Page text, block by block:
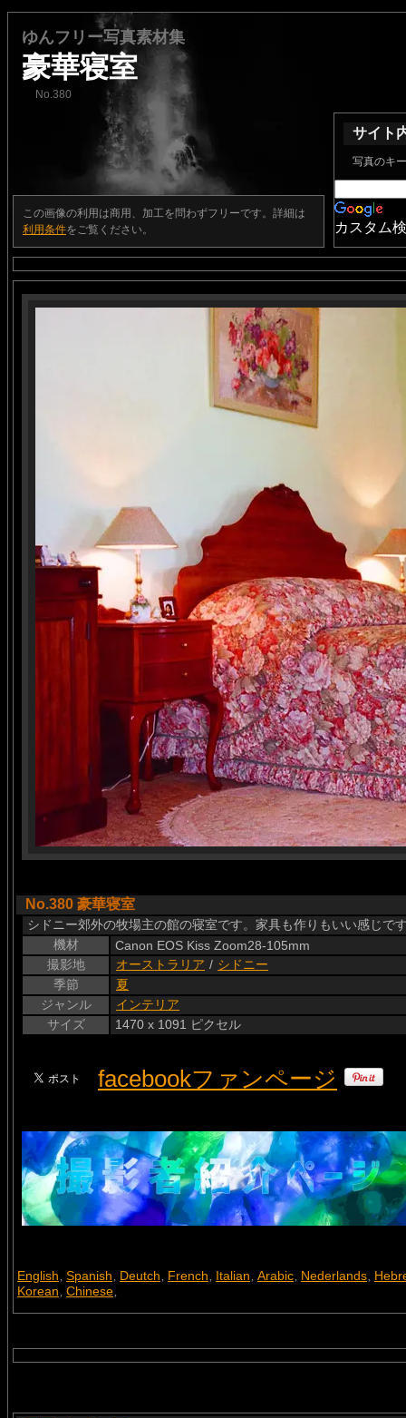
ゆんフリー写真素材集
豪華寝室
No.380
この画像の利用は商用、加工を問わずフリーです。詳細は
利用条件をご覧ください。
サイト
写真のキ
カスタム
No.380 豪華寝室
シドニー郊外の牧場主の館の寝室です。家具も作りもいい感じで
機材
Canon EOS Kiss Zoom28-105mm
撮影地
オーストラリア / シドニー
季節
夏
ジャンル
インテリア
サイズ
1470 x 1091 ピクセル
facebookファンページ
English, Spanish, Deutch, French, Italian, Arabic, Nederlands,
Korean, Chinese,